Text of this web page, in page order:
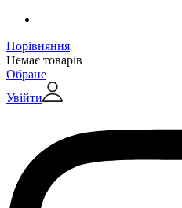
Порівняння
Немає товарів
Обране
Увійти